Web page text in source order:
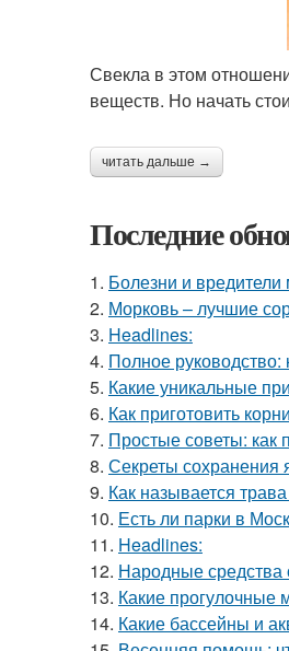
Свекла в этом
веществ. Но начать
читать дальше →
Последние
1. Болезни и
2. Морковь – лучшие
3. Headlines:
4. Полное
5. Какие уникальные
6. Как приготовить
7. Простые советы: как
8. Секреты
9. Как называется
10. Есть ли парки в
11. Headlines:
12. Народные средства
13. Какие прогулочные
14. Какие бассейны и